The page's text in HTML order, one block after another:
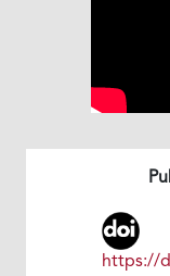
https://